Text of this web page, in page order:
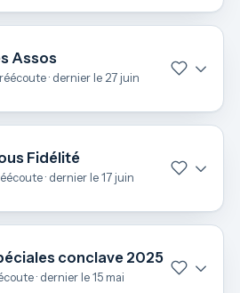
Assos
· dernier le 27 juin
Fidélité
· dernier le 17 juin
conclave 2025
· dernier le 15 mai